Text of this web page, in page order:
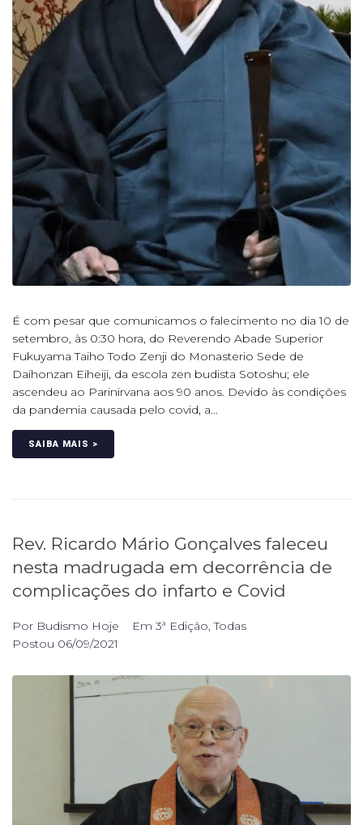
É com pesar que comunicamos o falecimento no dia 10 de
setembro, às 0:30 hora, do Reverendo Abade Superior
Fukuyama Taiho Todo Zenji do Monasterio Sede de
Daihonzan Eiheiji, da escola zen budista Sotoshu; ele
ascendeu ao Parinirvana aos 90 anos. Devido às condições
da pandemia causada pelo covid, a...
SAIBA MAIS >
Rev. Ricardo Mário Gonçalves faleceu
nesta madrugada em decorrência de
complicações do infarto e Covid
Por Budismo Hoje Em 3ª Edição,Todas
Postou 06/09/2021